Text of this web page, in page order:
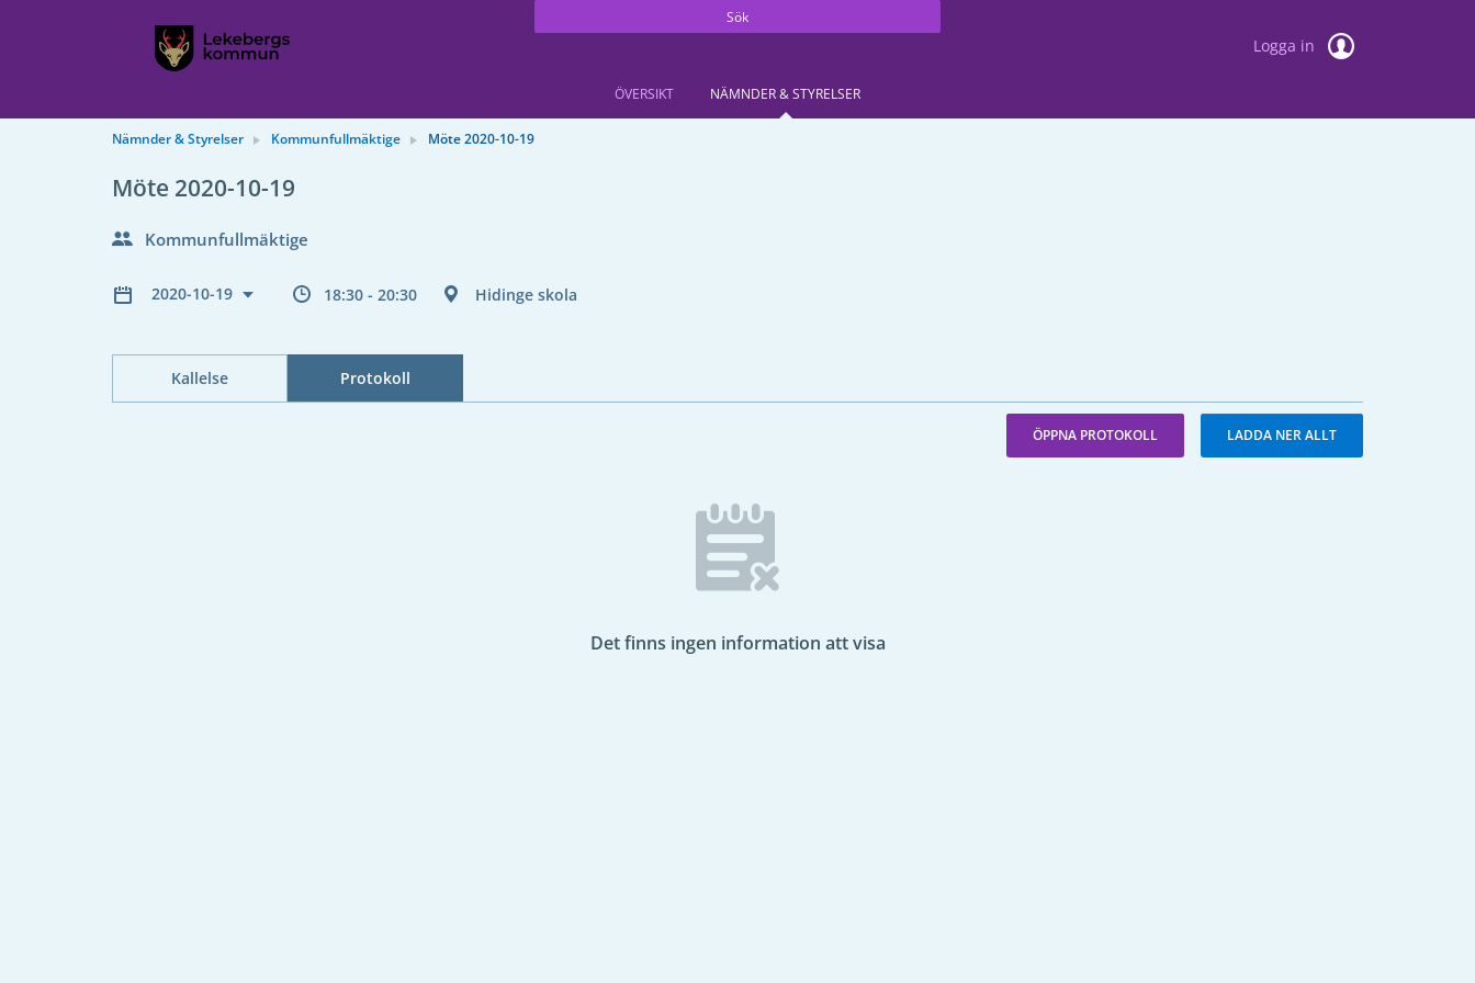
Sök
Logga in
ÖVERSIKT NÄMNDER & STYRELSER
Nämnder & Styrelser Kommunfullmäktige Möte 2020-10-19
Möte 2020-10-19
Kommunfullmäktige
2020-10-19 18:30 - 20:30 Hidinge skola
Kallelse Protokoll
ÖPPNA PROTOKOLL LADDA NER ALLT
Det finns ingen information att visa